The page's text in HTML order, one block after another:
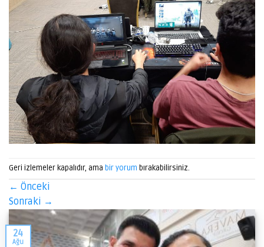
Geri izlemeler kapalıdır, ama bir yorum bırakabilirsiniz.
← Önceki
Sonraki →
24
Ağu